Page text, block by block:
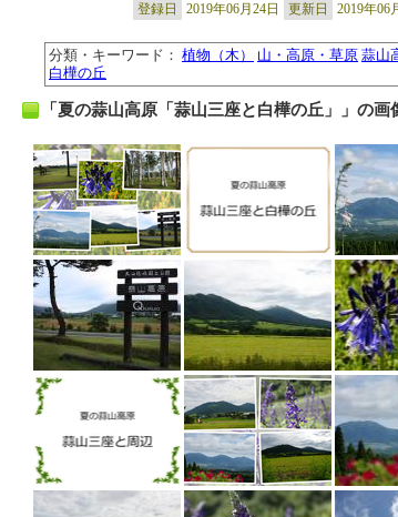
登録日 2019年06月24日 更新日 2019年06
分類・キーワード： 植物（木） 山・高原・草原 蒜山
白樺の丘
「夏の蒜山高原「蒜山三座と白樺の丘」」の画